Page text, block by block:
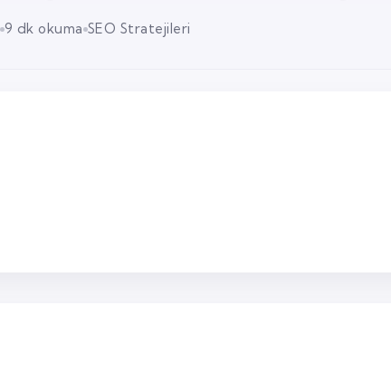
9 dk okuma SEO Stratejileri